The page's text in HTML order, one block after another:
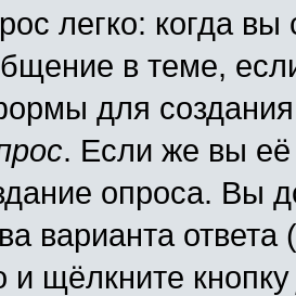
легко: когда
в теме,
для
. Если же вы её
опроса. Вы
варианта ответа
и щёлкните